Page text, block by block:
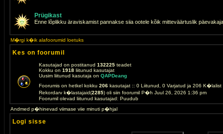
Prügikast
Enne lõplikku äraviskamist pannakse siia ootele kõik mitteväärtuslik
M�rgi k�ik alafoorumid loetuks
Kes on foorumil
Kasutajad on postitanud 132225 teadet
Kokku on 1918 liitunud kasutajat
Uusim liitunud kasutaja on QAPDeang
Foorumis on hetkel kokku 206 kasutajat :: 0 Liitunud, 0 Varjatud ja 206
Rekordarv k�lastajaid(2285) oli siin foorumil P�h Juul 26, 2026 1:36 pm
Foorumil olevad liitunud kasutajad: Puudub
Andmed p�hinevad viimase viie minuti p�hjal
Logi sisse